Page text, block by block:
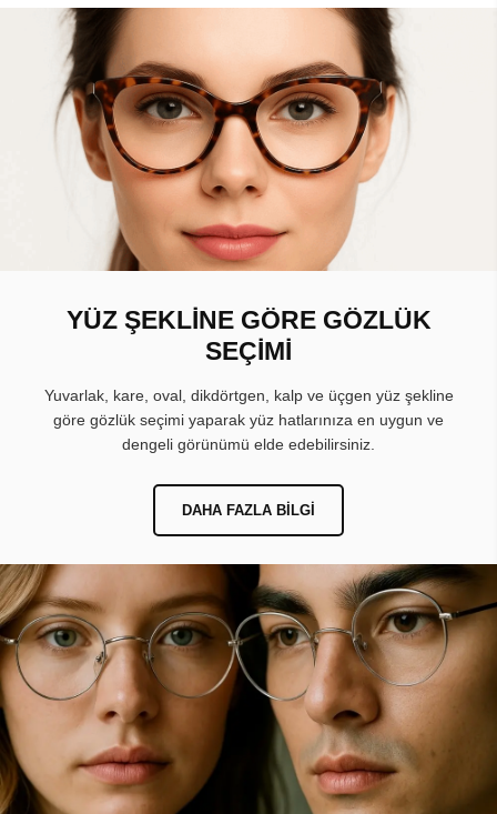
YÜZ ŞEKLİNE GÖRE GÖZLÜK
SEÇİMİ
Yuvarlak, kare, oval, dikdörtgen, kalp ve üçgen yüz şekline
göre gözlük seçimi yaparak yüz hatlarınıza en uygun ve
dengeli görünümü elde edebilirsiniz.
DAHA FAZLA BILGI